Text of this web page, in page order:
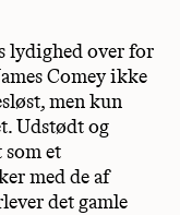
lydighed over for
Comey ikke
men kun
Udstødt og
som et
med de af
det gamle